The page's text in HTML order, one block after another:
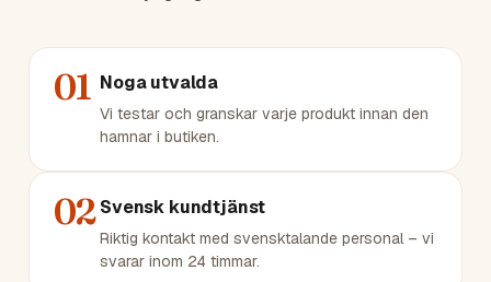
01 Noga utvalda
Vi testar och granskar varje produkt innan den
hamnar i butiken.
02 Svensk kundtjänst
Riktig kontakt med svensktalande personal – vi
svarar inom 24 timmar.